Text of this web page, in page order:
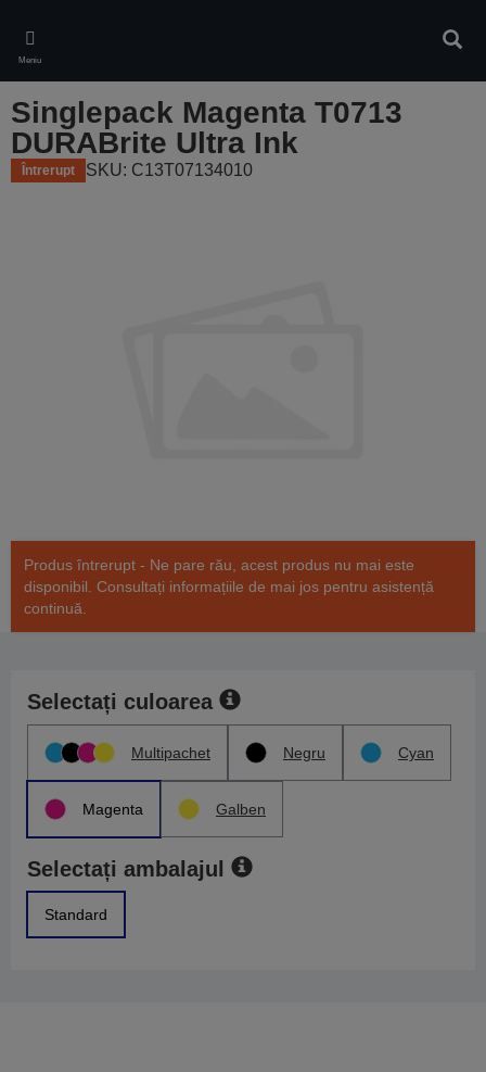
main
content
Meniu
Singlepack Magenta T0713
DURABrite Ultra Ink
Întrerupt SKU: C13T07134010
Produs întrerupt - Ne pare rău, acest produs nu mai este
disponibil. Consultați informațiile de mai jos pentru asistență
continuă.
Selectați culoarea
Multipachet Negru Cyan
Magenta Galben
Selectați ambalajul
Standard